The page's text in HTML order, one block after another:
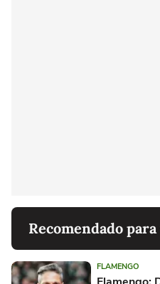
Recomendado para
FLAMENGO